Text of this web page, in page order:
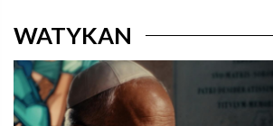
WATYKAN